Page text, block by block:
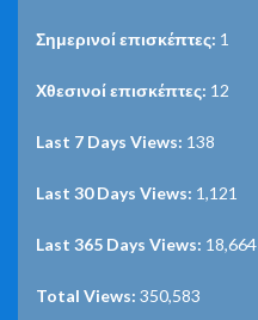
Σημερινοί επισκέπτες: 1
Χθεσινοί επισκέπτες: 12
Last 7 Days Views: 138
Last 30 Days Views: 1,121
Last 365 Days Views: 18,664
Total Views: 350,583